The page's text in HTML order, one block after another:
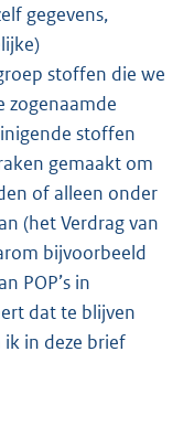
gegevens,
stoffen die we
zogenaamde
stoffen
gemaakt om
of alleen onder
(het Verdrag van
bijvoorbeeld
POP’s in
dat te blijven
in deze brief